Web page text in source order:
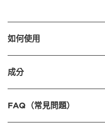
如何使用
成分
FAQ（常見問題）